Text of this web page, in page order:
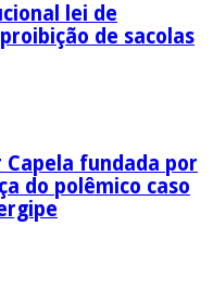
lei de
de sacolas
Capela fundada por
do polêmico caso